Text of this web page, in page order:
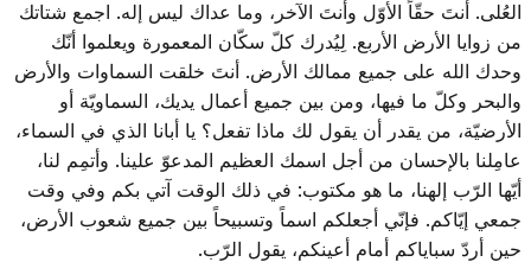
العُلى. أنتَ حقّاً الأوّل وأنتَ الآخر، وما عداك ليس إله. اجمع شتاتك
من زوايا الأرض الأربع. لِيُدرك كلّ سكّان المعمورة ويعلموا أنّك
وحدك الله على جميع ممالك الأرض. أنتَ خلقت السماوات والأرض
والبحر وكلّ ما فيها، ومن بين جميع أعمال يديك، السماويّة أو
الأرضيّة، من يقدر أن يقول لك ماذا تفعل؟ يا أبانا الذي في السماء،
عامِلنا بالإحسان من أجل اسمك العظيم المدعوّ علينا. وأتمِم لنا،
أيّها الرّب إلهنا، ما هو مكتوب: في ذلك الوقت آتي بكم وفي وقت
جمعي إيّاكم. فإنّي أجعلكم اسماً وتسبيحاً بين جميع شعوب الأرض،
حين أردّ سباياكم أمام أعينكم، يقول الرّب.